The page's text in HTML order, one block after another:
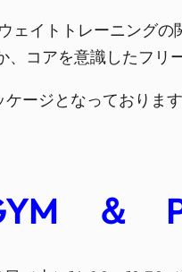
ェイトトレーニング
、コアを意識したフリ
ージとなっておりま
＆